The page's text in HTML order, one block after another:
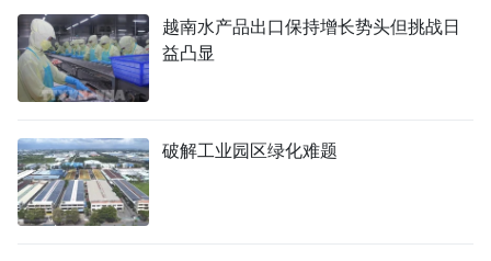
越南水产品出口保持增长势头但挑战日
益凸显
破解工业园区绿化难题